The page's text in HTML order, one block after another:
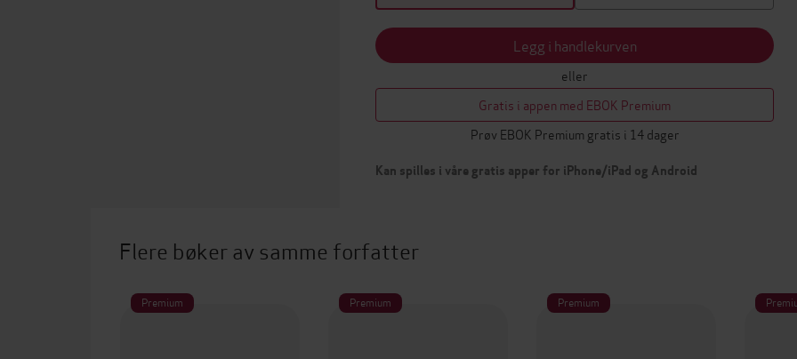
Legg i handlekurven
eller
Gratis i appen med EBOK Premium
Prøv EBOK Premium gratis i 14 dager
Kan spilles i våre gratis apper for iPhone/iPad og Android
Flere bøker av samme forfatter
Premium Premium Premium